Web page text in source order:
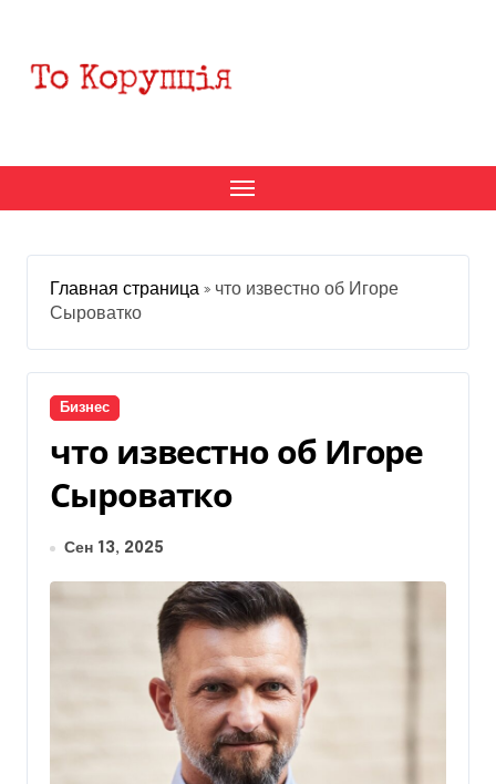
содержанию
Главная страница » что известно об Игоре
Сыроватко
Бизнес
что известно об Игоре
Сыроватко
Сен 13, 2025